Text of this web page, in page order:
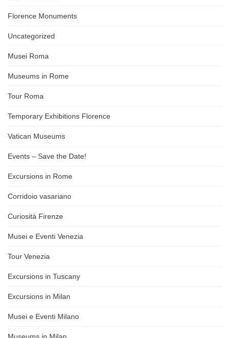
Florence Monuments
Uncategorized
Musei Roma
Museums in Rome
Tour Roma
Temporary Exhibitions Florence
Vatican Museums
Events – Save the Date!
Excursions in Rome
Corridoio vasariano
Curiosità Firenze
Musei e Eventi Venezia
Tour Venezia
Excursions in Tuscany
Excursions in Milan
Musei e Eventi Milano